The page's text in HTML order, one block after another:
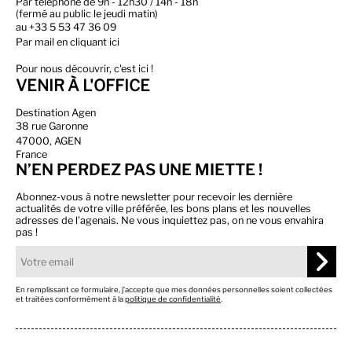
(fermé au public le jeudi matin)
au +33 5 53 47 36 09
Par mail en cliquant ici
Pour nous découvrir, c'est ici !
VENIR À L'OFFICE
Destination Agen
38 rue Garonne
47000, AGEN
France
N’EN PERDEZ PAS UNE MIETTE !
Abonnez-vous à notre newsletter pour recevoir les dernière
actualités de votre ville préférée, les bons plans et les nouvelles
adresses de l’agenais. Ne vous inquiettez pas, on ne vous envahira
pas !
En remplissant ce formulaire, j’accepte que mes données personnelles soient collectées
et traitées conformément à lapolitique de confidentialité